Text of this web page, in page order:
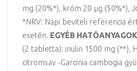
mg (20%*), króm 20 µg (50%*),
*NRV: Napi beviteli referencia
esetén. EGYÉB HATÓANYAGOK
(2 tabletta): inulin 1500 mg (**),
citromsav -Garcinia cambogia